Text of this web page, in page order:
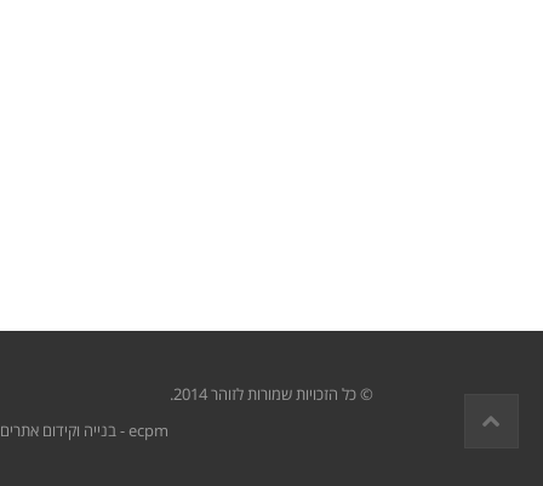
© כל הזכויות שמורות לזוהר
ecpm - בנייה וקידום אתרים